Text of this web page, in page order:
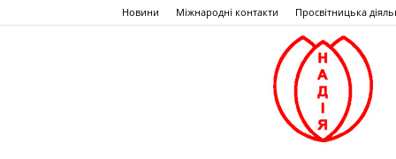
Новини Міжнародні контакти Просвітницька